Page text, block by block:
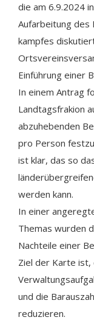
die am 6.9.2024
Aufarbeitung des
kampfes
Einführung einer
In einem Antrag
Landtagsfrakion
abzuhebenden
pro Person
ist klar, das so
werden kann.
In einer
Themas wurden
Nachteile einer
Ziel der Karte ist,
und die
reduzieren.